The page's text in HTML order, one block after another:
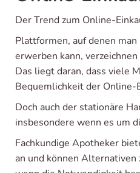
Der Trend zum Online-
Plattformen, auf denen
erwerben kann,
Das liegt daran, dass viele
Bequemlichkeit der Online-
Doch auch der stationäre
insbesondere wenn es um
Fachkundige Apotheker
an und können Alternativen